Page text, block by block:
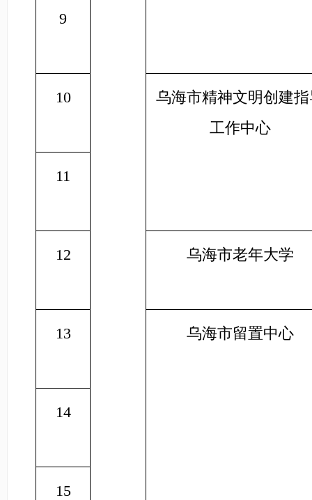
9
10
乌海市精神文明创建
工作中心
11
12 乌海市老年大学
13 乌海市留置中心
14
15